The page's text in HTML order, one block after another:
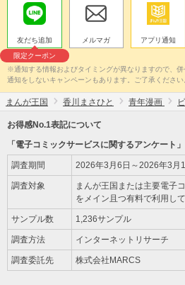
友だち追加
限定クーポン
メルマガ アプリ通知
※通知する情報およびタイミングが異なりますので、
通知をしないキャンペーンもあります。ご了承ください
まんが王国 香川まさひと 青年漫画
お得感No.1表記について
「電子コミックサービスに関するアンケート」
調査期間 2026年3月6日～2026年3月
調査対象
まんが王国または主要電子
をメイン且つ有料で利用し
サンプル数 1,236サンプル
調査方法 インターネットリサーチ
調査委託先 株式会社MARCS